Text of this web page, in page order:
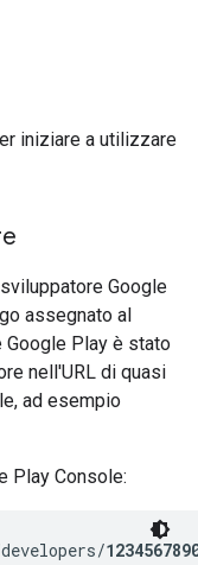
iniziare a utilizzare
Google
assegnato al
Play è stato
nell'URL di quasi
ad esempio
Play Console: